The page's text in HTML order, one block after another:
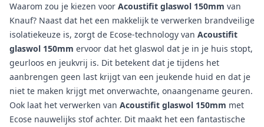
Waarom zou je kiezen voor Acoustifit glaswol 150mm van
Knauf? Naast dat het een makkelijk te verwerken brandveilige
isolatiekeuze is, zorgt de Ecose-technology van Acoustifit
glaswol 150mm ervoor dat het glaswol dat je in je huis stopt,
geurloos en jeukvrij is. Dit betekent dat je tijdens het
aanbrengen geen last krijgt van een jeukende huid en dat je
niet te maken krijgt met onverwachte, onaangename geuren.
Ook laat het verwerken van Acoustifit glaswol 150mm met
Ecose nauwelijks stof achter. Dit maakt het een fantastische